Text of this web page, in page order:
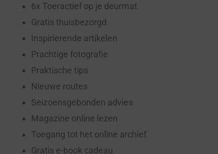
6x Toeractief op je deurmat
Gratis thuisbezorgd
Inspirierende artikelen
Prachtige fotografie
Praktische tips
Nieuwe routes
Seizoensgebonden advies
Magazine online lezen
Toegang tot het online archief
Gratis e-book cadeau